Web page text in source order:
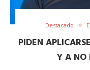
Destacado
PIDEN
Y A NO